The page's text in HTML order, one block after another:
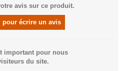
avis sur ce produit.
pour écrire un avis
important pour nous
du site.